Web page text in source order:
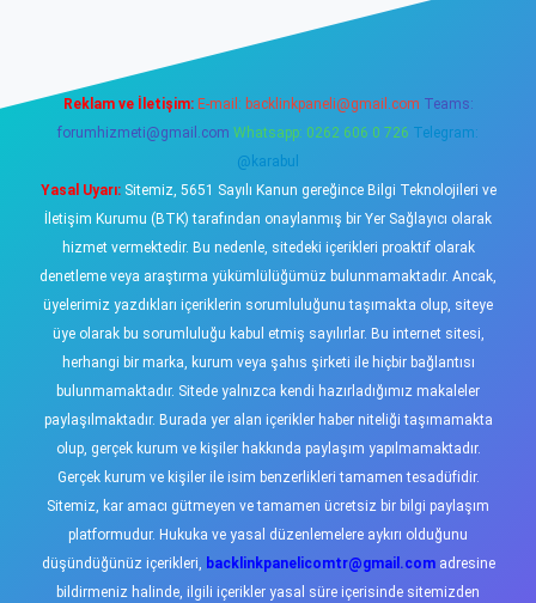
Reklam ve İletişim: E-mail: backlinkpaneli@gmail.com Teams:
forumhizmeti@gmail.com Whatsapp: 0262 606 0 726 Telegram:
@karabul
Yasal Uyarı:Sitemiz, 5651 Sayılı Kanun gereğince Bilgi Teknolojileri ve
İletişim Kurumu (BTK) tarafından onaylanmış bir Yer Sağlayıcı olarak
hizmet vermektedir. Bu nedenle, sitedeki içerikleri proaktif olarak
denetleme veya araştırma yükümlülüğümüz bulunmamaktadır. Ancak,
üyelerimiz yazdıkları içeriklerin sorumluluğunu taşımakta olup, siteye
üye olarak bu sorumluluğu kabul etmiş sayılırlar. Bu internet sitesi,
herhangi bir marka, kurum veya şahıs şirketi ile hiçbir bağlantısı
bulunmamaktadır. Sitede yalnızca kendi hazırladığımız makaleler
paylaşılmaktadır. Burada yer alan içerikler haber niteliği taşımamakta
olup, gerçek kurum ve kişiler hakkında paylaşım yapılmamaktadır.
Gerçek kurum ve kişiler ile isim benzerlikleri tamamen tesadüfidir.
Sitemiz, kar amacı gütmeyen ve tamamen ücretsiz bir bilgi paylaşım
platformudur. Hukuka ve yasal düzenlemelere aykırı olduğunu
düşündüğünüz içerikleri, backlinkpanelicomtr@gmail.comadresine
bildirmeniz halinde, ilgili içerikler yasal süre içerisinde sitemizden